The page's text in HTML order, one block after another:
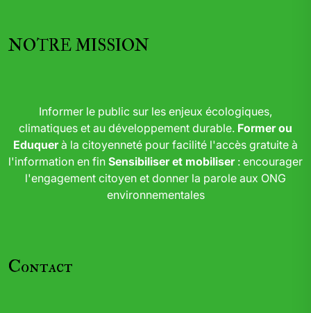
NOTRE MISSION
Informer le public sur les enjeux écologiques,
climatiques et au développement durable. Former ou
Eduquerà la citoyenneté pour facilité l'accès gratuite à
l'information en fin Sensibiliser et mobiliser: encourager
l'engagement citoyen et donner la parole aux ONG
environnementales
Contact